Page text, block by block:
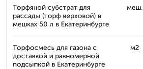
Торфяной субстрат для
рассады (торф верховой) в
мешках 50 л в Екатеринбурге
меш.
Торфосмесь для газона с
доставкой и равномерной
подсыпкой в Екатеринбурге
м2